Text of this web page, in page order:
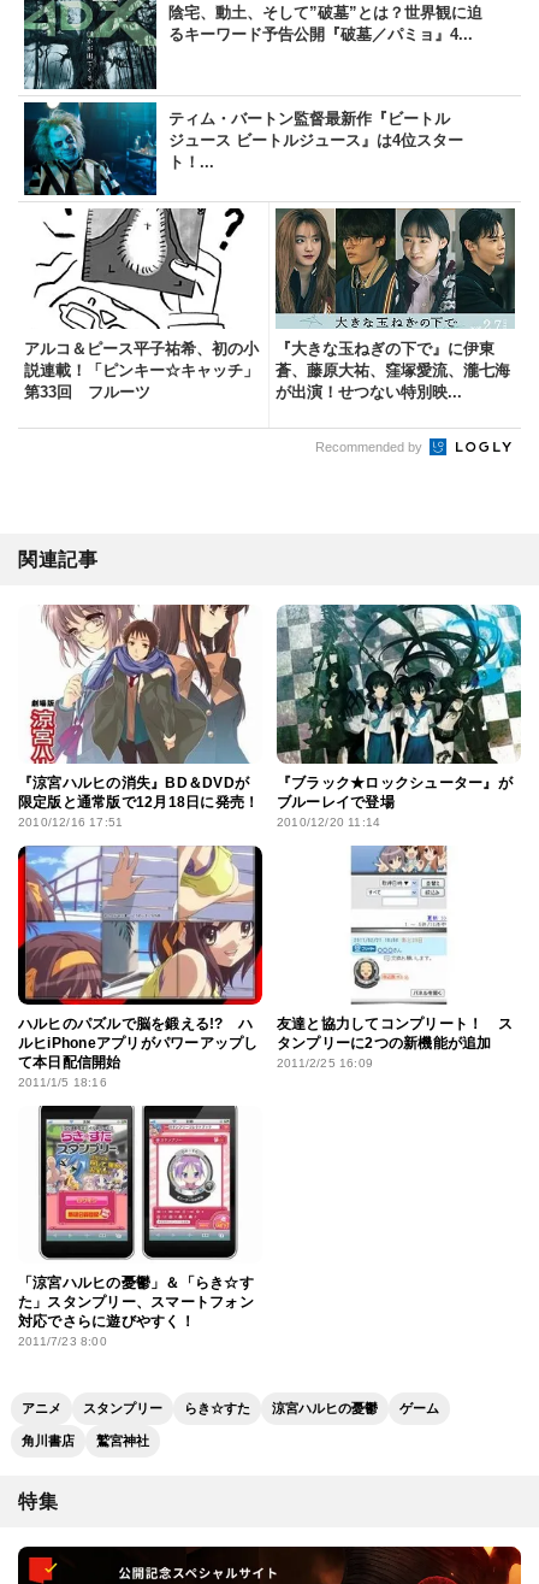
陰宅、動土、そして”破墓”とは？世界観に迫
るキーワード予告公開『破墓／パミョ』4...
ティム・バートン監督最新作『ビートル
ジュース ビートルジュース』は4位スター
ト！...
アルコ＆ピース平子祐希、初の小
説連載！「ピンキー☆キャッチ」
第33回 フルーツ
『大きな玉ねぎの下で』に伊東
蒼、藤原大祐、窪塚愛流、瀧七海
が出演！せつない特別映...
Recommended by
関連記事
『涼宮ハルヒの消失』BD＆DVDが
限定版と通常版で12月18日に発売！
2010/12/16 17:51
『ブラック★ロックシューター』が
ブルーレイで登場
2010/12/20 11:14
ハルヒのパズルで脳を鍛える!? ハ
ルヒiPhoneアプリがパワーアップし
て本日配信開始
2011/1/5 18:16
友達と協力してコンプリート！ ス
タンプリーに2つの新機能が追加
2011/2/25 16:09
「涼宮ハルヒの憂鬱」＆「らき☆す
た」スタンプリー、スマートフォン
対応でさらに遊びやすく！
2011/7/23 8:00
アニメ スタンプリー らき☆すた 涼宮ハルヒの憂鬱 ゲーム
角川書店 鷲宮神社
特集